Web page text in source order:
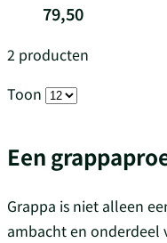
79,50
2 producten
Toon
Een
Grappa is niet alleen
ambacht en onderdeel